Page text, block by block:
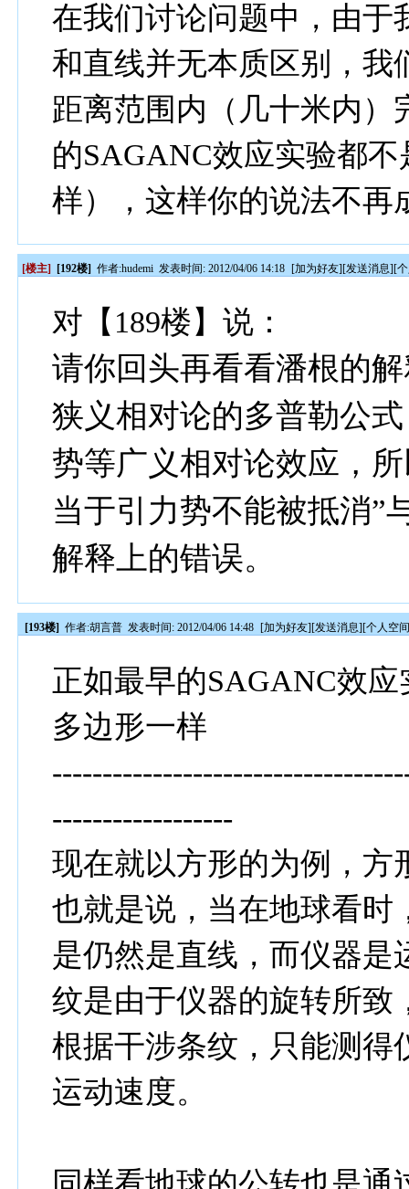
在我们讨论问题中，由于
和直线并无本质区别，我
距离范围内（几十米内）
的SAGANC效应实验都
样），这样你的说法不再
[楼主] [192楼] 作者:hudemi 发表时间: 2012/04/06 14:18 [加为好友][发送消息][
对【189楼】说：
请你回头再看看潘根的
狭义相对论的多普勒公
势等广义相对论效应，
当于引力势不能被抵消”
解释上的错误。
[193楼] 作者:胡言普 发表时间: 2012/04/06 14:48 [加为好友][发送消息][个人空
正如最早的SAGANC效
多边形一样
------------------
现在就以方形的为例，方
也就是说，当在地球看时
是仍然是直线，而仪器是
纹是由于仪器的旋转所致
根据干涉条纹，只能测得
运动速度。